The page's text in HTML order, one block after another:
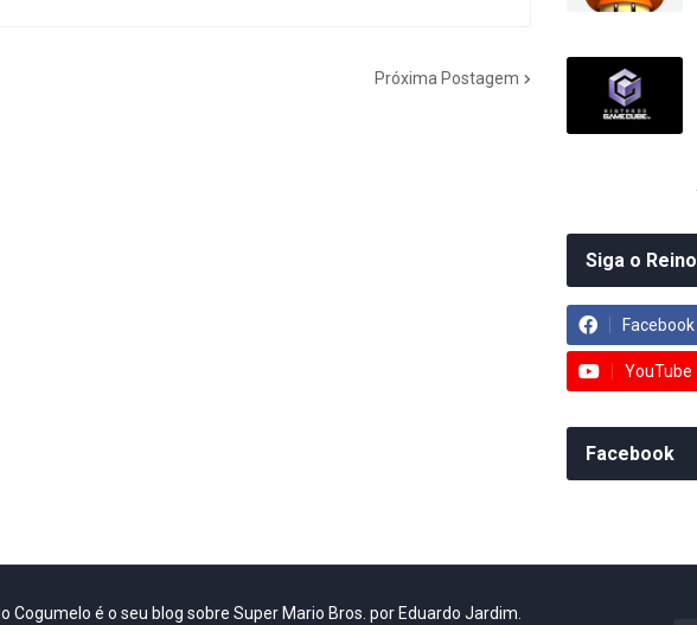
Próxima Postagem
Siga o Reino
Facebook
YouTube
Facebook
Cogumelo é o seu blog sobre Super Mario Bros. por Eduardo Jardim.